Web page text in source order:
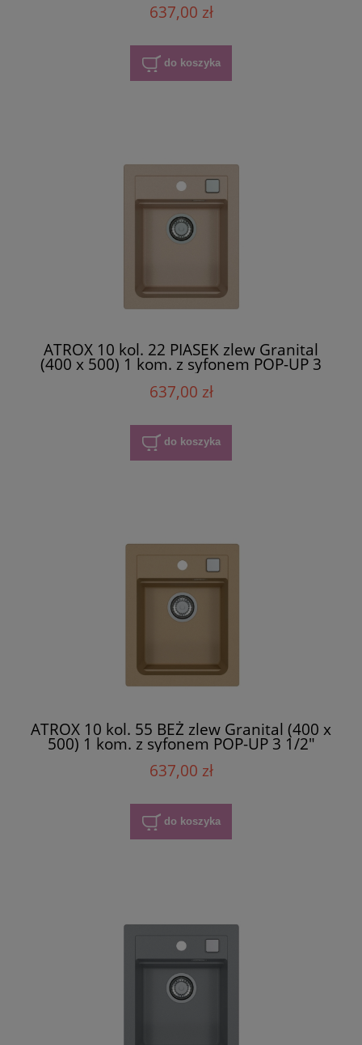
637,00 zł
do koszyka
ATROX 10 kol. 22 PIASEK zlew Granital
(400 x 500) 1 kom. z syfonem POP-UP 3
1/2"
637,00 zł
do koszyka
ATROX 10 kol. 55 BEŻ zlew Granital (400 x
500) 1 kom. z syfonem POP-UP 3 1/2"
637,00 zł
do koszyka